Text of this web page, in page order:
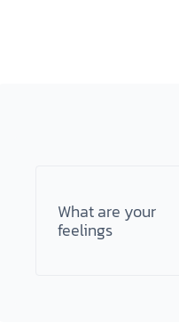
What are your
feelings